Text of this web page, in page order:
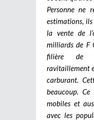
Personne ne
estimations, ils
la vente de
milliards de F
filière de
ravitaillement
carburant.
beaucoup.
mobiles et
avec les